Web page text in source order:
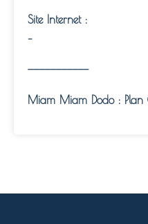
Site Internet :
–
———————————
Miam Miam Dodo : Plan